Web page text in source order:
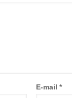
E-mail *